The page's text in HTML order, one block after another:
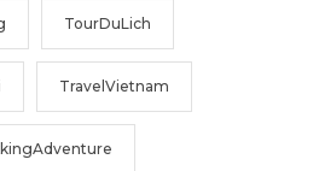
TourDuLich
TravelVietnam